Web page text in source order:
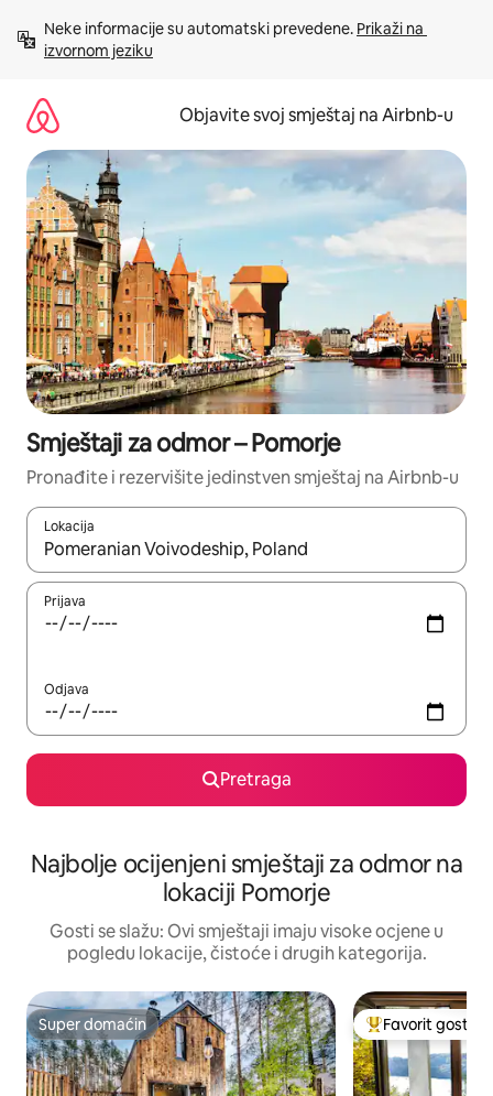
sadržaj
Neke informacije su automatski prevedene. Prikaži na
izvornom jeziku
Objavite svoj smještaj na Airbnb-u
Smještaji za odmor – Pomorje
Pronađite i rezervišite jedinstven smještaj na Airbnb-u
Lokacija
Kad su rezultati dostupni, možete da se krećete kroz njih
Prijava
Odjava
Pretraga
Najbolje ocijenjeni smještaji za odmor na
lokaciji Pomorje
Gosti se slažu: Ovi smještaji imaju visoke ocjene u
pogledu lokacije, čistoće i drugih kategorija.
Super domaćin
Super domaćin Glavni favorit
Favorit gostiju